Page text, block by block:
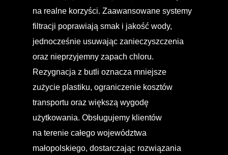
na realne korzyści. Zaawansowane systemy
filtracji poprawiają smak i jakość wody,
jednocześnie usuwając zanieczyszczenia
oraz nieprzyjemny zapach chloru.
Rezygnacja z butli oznacza mniejsze
zużycie plastiku, ograniczenie kosztów
transportu oraz większą wygodę
użytkowania. Obsługujemy klientów
na terenie całego województwa
małopolskiego, dostarczając rozwiązania